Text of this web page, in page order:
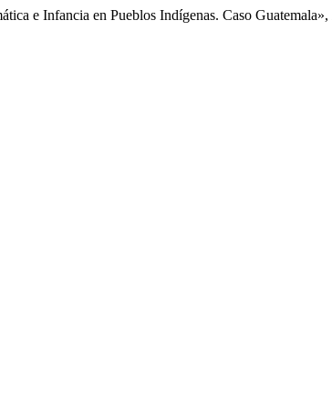
e Infancia en Pueblos Indígenas. Caso Guatemala»,